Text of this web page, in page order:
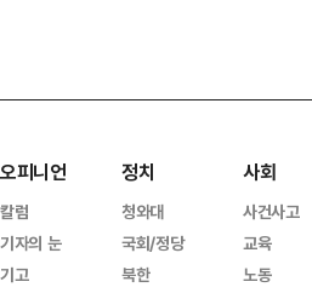
오피니언
칼럼
기자의 눈
기고
정치
청와대
국회/정당
북한
사회
사건사고
교육
노동